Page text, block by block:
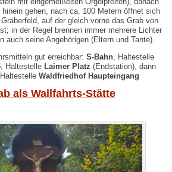
gehen, nach ca. 100 Metern öffnet sich
auf der gleich vorne das Grab von
in der Regel brennen immer mehrere Lichter
auch seine Angehörigen (Eltern und Tante).
gut erreichbar: S-Bahn , Haltestelle
, Haltestelle Laimer Platz (Endstation), dann
, Haltestelle Waldfriedhof Haupteingang
als Wallfahrts-Stätte